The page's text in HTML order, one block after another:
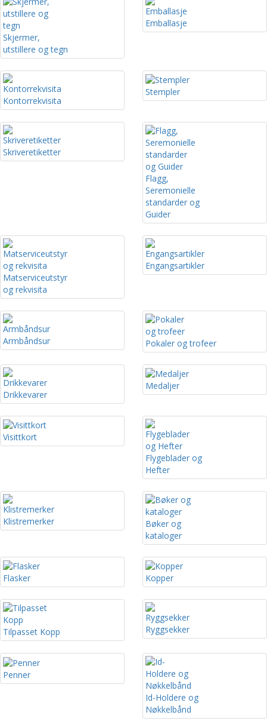
Skjermer,
utstillere og tegn
Emballasje
Kontorrekvisita
Stempler
Skriveretiketter
Flagg,
Seremonielle
standarder og
Guider
Matserviceutstyr
og rekvisita
Engangsartikler
Armbåndsur Pokaler og trofeer
Drikkevarer
Medaljer
Visittkort
Flygeblader og
Hefter
Klistremerker
Bøker og
kataloger
Flasker Kopper
Tilpasset Kopp Ryggsekker
Penner
Id-Holdere og
Nøkkelbånd